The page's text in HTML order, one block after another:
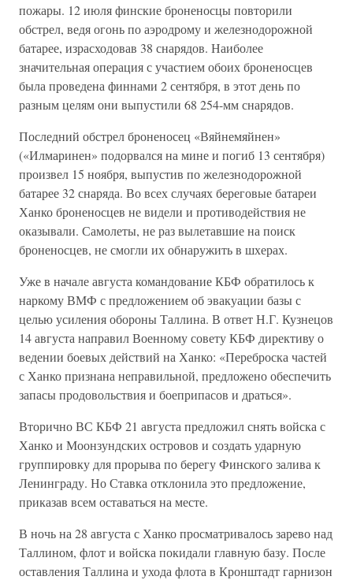
пожары. 12 июля финские броненосцы повторили
обстрел, ведя огонь по аэродрому и железнодорожной
батарее, израсходовав 38 снарядов. Наиболее
значительная операция с участием обоих броненосцев
была проведена финнами 2 сентября, в этот день по
разным целям они выпустили 68 254-мм снарядов.
Последний обстрел броненосец «Вяйнемяйнен»
(«Илмаринен» подорвался на мине и погиб 13 сентября)
произвел 15 ноября, выпустив по железнодорожной
батарее 32 снаряда. Во всех случаях береговые батареи
Ханко броненосцев не видели и противодействия не
оказывали. Самолеты, не раз вылетавшие на поиск
броненосцев, не смогли их обнаружить в шхерах.
Уже в начале августа командование КБФ обратилось к
наркому ВМФ с предложением об эвакуации базы с
целью усиления обороны Таллина. В ответ Н.Г. Кузнецов
14 августа направил Военному совету КБФ директиву о
ведении боевых действий на Ханко: «Переброска частей
с Ханко признана неправильной, предложено обеспечить
запасы продовольствия и боеприпасов и драться».
Вторично ВС КБФ 21 августа предложил снять войска с
Ханко и Моонзундских островов и создать ударную
группировку для прорыва по берегу Финского залива к
Ленинграду. Но Ставка отклонила это предложение,
приказав всем оставаться на месте.
В ночь на 28 августа с Ханко просматривалось зарево над
Таллином, флот и войска покидали главную базу. После
оставления Таллина и ухода флота в Кронштадт гарнизон